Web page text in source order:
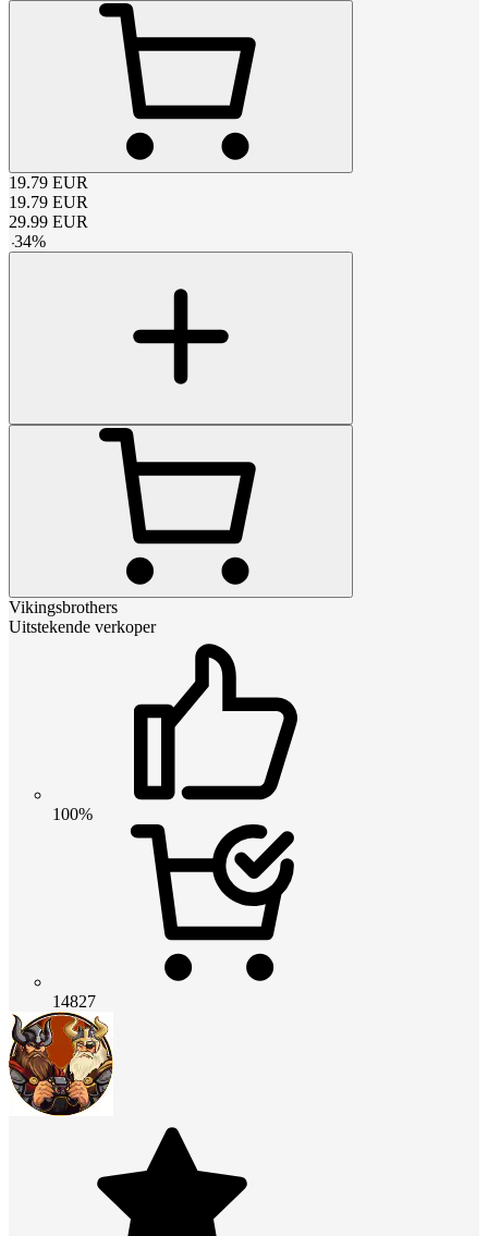
19.79 EUR
19.79 EUR
29.99 EUR
-34%
Vikingsbrothers
Uitstekende verkoper
100%
14827